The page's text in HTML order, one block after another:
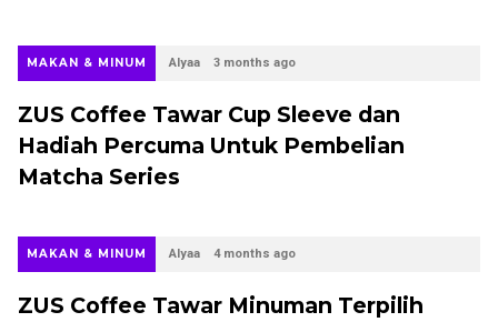
MAKAN & MINUM Alyaa 3 months ago
ZUS Coffee Tawar Cup Sleeve dan
Hadiah Percuma Untuk Pembelian
Matcha Series
MAKAN & MINUM Alyaa 4 months ago
ZUS Coffee Tawar Minuman Terpilih